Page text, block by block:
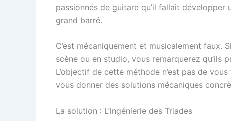
passionnés de guitare qu’il fallait
grand barré.
C’est mécaniquement et musicalement faux.
scène ou en studio, vous remarquerez qu’ils
L’objectif de cette méthode n’est pas de
vous donner des solutions mécaniques
La solution : L’ingénierie des Triades